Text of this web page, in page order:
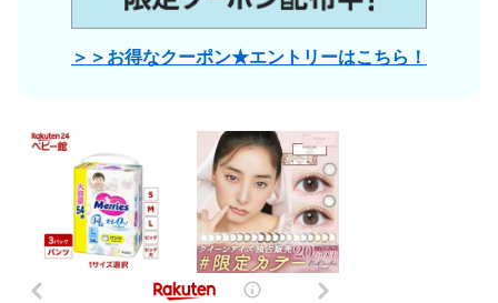
＞＞お得なクーポン★エントリーはこちら！